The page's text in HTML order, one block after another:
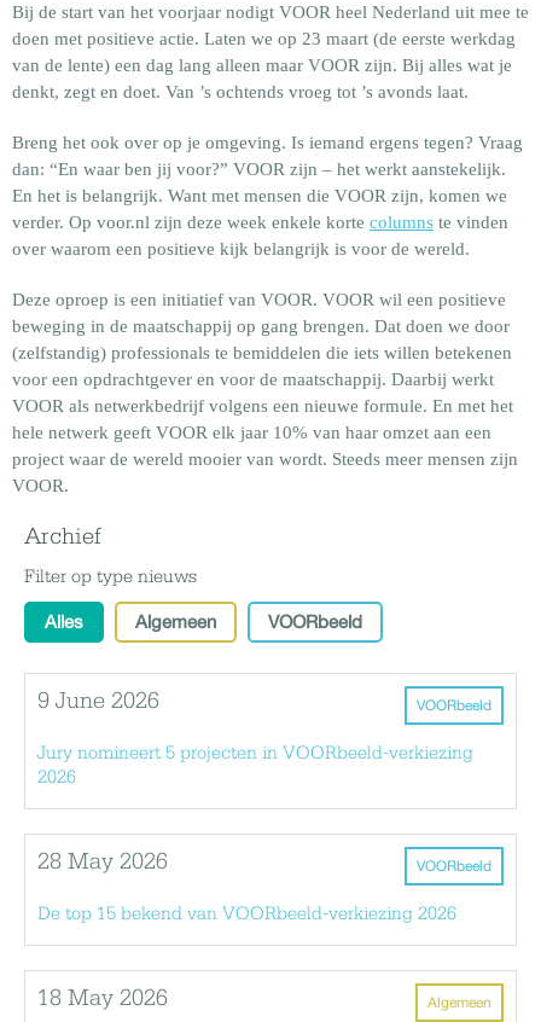
Bij de start van het voorjaar nodigt VOOR heel Nederland uit mee te
doen met positieve actie. Laten we op 23 maart (de eerste werkdag
van de lente) een dag lang alleen maar VOOR zijn. Bij alles wat je
denkt, zegt en doet. Van ’s ochtends vroeg tot ’s avonds laat.
Breng het ook over op je omgeving. Is iemand ergens tegen? Vraag
dan: “En waar ben jij voor?” VOOR zijn – het werkt aanstekelijk.
En het is belangrijk. Want met mensen die VOOR zijn, komen we
verder. Op voor.nl zijn deze week enkele korte columns te vinden
over waarom een positieve kijk belangrijk is voor de wereld.
Deze oproep is een initiatief van VOOR. VOOR wil een positieve
beweging in de maatschappij op gang brengen. Dat doen we door
(zelfstandig) professionals te bemiddelen die iets willen betekenen
voor een opdrachtgever en voor de maatschappij. Daarbij werkt
VOOR als netwerkbedrijf volgens een nieuwe formule. En met het
hele netwerk geeft VOOR elk jaar 10% van haar omzet aan een
project waar de wereld mooier van wordt. Steeds meer mensen zijn
VOOR.
Archief
Filter op type nieuws
Alles Algemeen VOORbeeld
VOORbeeld
9 June 2026
Jury nomineert 5 projecten in VOORbeeld-verkiezing
2026
VOORbeeld
28 May 2026
De top 15 bekend van VOORbeeld-verkiezing 2026
Algemeen
18 May 2026